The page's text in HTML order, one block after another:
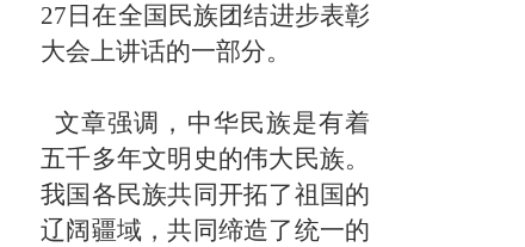
27日在全国民族团结进步表彰
大会上讲话的一部分。
文章强调，中华民族是有着
五千多年文明史的伟大民族。
我国各民族共同开拓了祖国的
辽阔疆域，共同缔造了统一的